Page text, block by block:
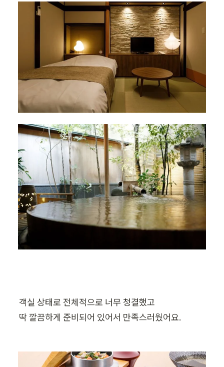
객실 상태로 전체적으로 너무 청결했고
딱 깔끔하게 준비되어 있어서 만족스러웠어요.